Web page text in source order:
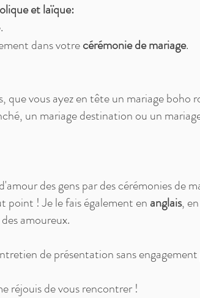
etlaïque:
dans votrecérémonie de mariage.
que vous ayez en tête un mariage boho
un mariage destination ou un
des gens par des cérémonies de
point ! Je le fais également en anglais, en
amoureux.
de présentation sans
réjouis de vous rencontrer !